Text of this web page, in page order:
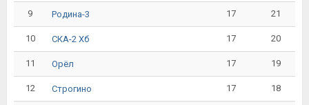
9 Родина-3 17 21
10 СКА-2 Хб 17 20
11 Орёл 17 19
12 Строгино 17 18